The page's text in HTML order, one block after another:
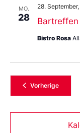
MO.
28 Bartreffen
28.
Bistro Rosa
Vorherige